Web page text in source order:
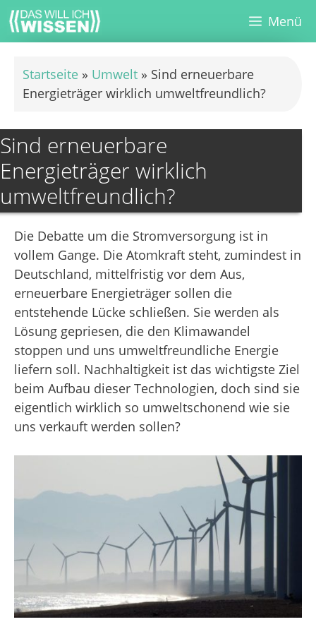
Zum
Inhalt
springen
Menü
Startseite » Umwelt » Sind erneuerbare
Energieträger wirklich umweltfreundlich?
Sind erneuerbare
Energieträger wirklich
umweltfreundlich?
Die Debatte um die Stromversorgung ist in
vollem Gange. Die Atomkraft steht, zumindest in
Deutschland, mittelfristig vor dem Aus,
erneuerbare Energieträger sollen die
entstehende Lücke schließen. Sie werden als
Lösung gepriesen, die den Klimawandel
stoppen und uns umweltfreundliche Energie
liefern soll. Nachhaltigkeit ist das wichtigste Ziel
beim Aufbau dieser Technologien, doch sind sie
eigentlich wirklich so umweltschonend wie sie
uns verkauft werden sollen?